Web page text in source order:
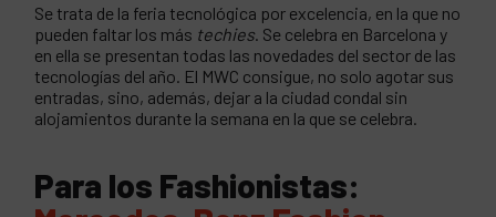
Se trata de la feria tecnológica por excelencia, en la que no
pueden faltar los más techies . Se celebra en Barcelona y
en ella se presentan todas las novedades del sector de las
tecnologías del año. El MWC consigue, no solo agotar sus
entradas, sino, además, dejar a la ciudad condal sin
alojamientos durante la semana en la que se celebra.
Para los Fashionistas: